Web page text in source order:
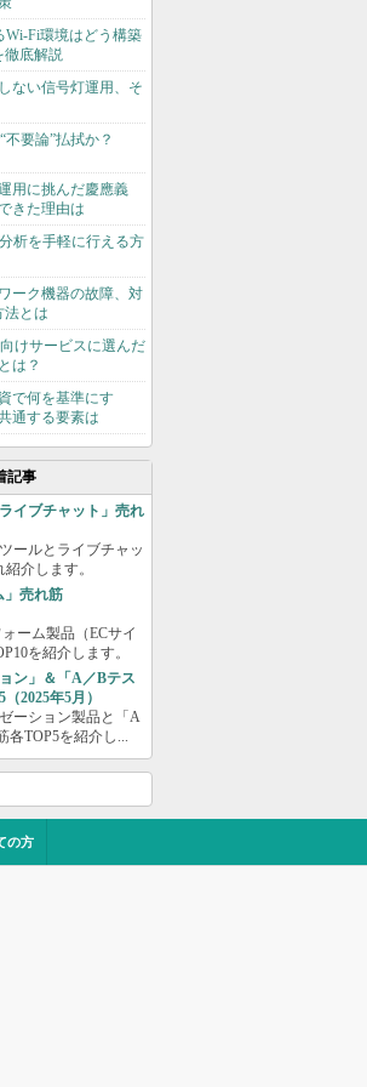
Wi-Fi環境はどう構築
底解説
ない信号灯運用、そ
要論”払拭か？
用に挑んだ慶應義
きた理由は
析を手軽に行える方
ーク機器の故障、対
法とは
けサービスに選んだ
は？
で何を基準にす
通する要素は
記事
イブチャット」売れ
ールとライブチャッ
介します。
」売れ筋
ーム製品（ECサイ
を紹介します。
ン」＆「A／Bテス
2025年5月）
ーション製品と「A
各TOP5を紹介し...
の方